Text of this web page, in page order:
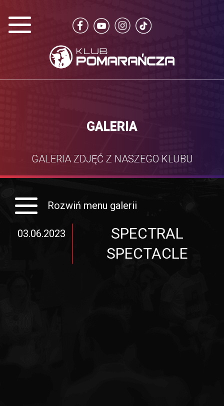
GALERIA
GALERIA ZDJĘĆ Z NASZEGO KLUBU
Rozwiń menu galerii
03.06.2023
SPECTRAL
SPECTACLE